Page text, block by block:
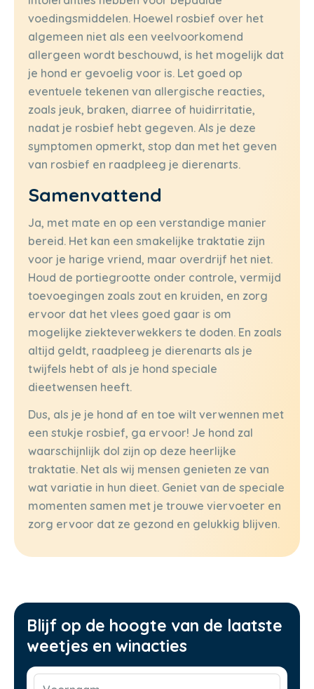
voedingsmiddelen. Hoewel rosbief over het
algemeen niet als een veelvoorkomend
allergeen wordt beschouwd, is het mogelijk dat
je hond er gevoelig voor is. Let goed op
eventuele tekenen van allergische reacties,
zoals jeuk, braken, diarree of huidirritatie,
nadat je rosbief hebt gegeven. Als je deze
symptomen opmerkt, stop dan met het geven
van rosbief en raadpleeg je dierenarts.
Samenvattend
Ja, met mate en op een verstandige manier
bereid. Het kan een smakelijke traktatie zijn
voor je harige vriend, maar overdrijf het niet.
Houd de portiegrootte onder controle, vermijd
toevoegingen zoals zout en kruiden, en zorg
ervoor dat het vlees goed gaar is om
mogelijke ziekteverwekkers te doden. En zoals
altijd geldt, raadpleeg je dierenarts als je
twijfels hebt of als je hond speciale
dieetwensen heeft.
Dus, als je je hond af en toe wilt verwennen met
een stukje rosbief, ga ervoor! Je hond zal
waarschijnlijk dol zijn op deze heerlijke
traktatie. Net als wij mensen genieten ze van
wat variatie in hun dieet. Geniet van de speciale
momenten samen met je trouwe viervoeter en
zorg ervoor dat ze gezond en gelukkig blijven.
Blijf op de hoogte van de laatste
weetjes en winacties
Voornaam